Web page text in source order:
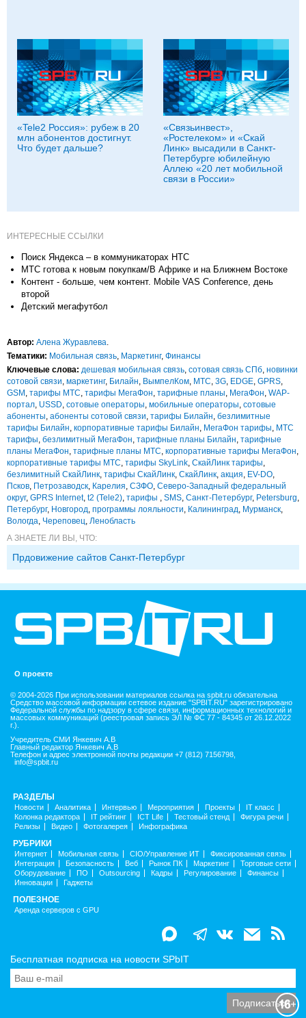
«Tele2 Россия»: рубеж в 20
млн абонентов достигнут.
Что будет дальше?
«Связьинвест»,
«Ростелеком» и «Скай
Линк» высадили в Санкт-
Петербурге юбилейную
Аллею «20 лет мобильной
связи в России»
ИНТЕРЕСНЫЕ ССЫЛКИ
Поиск Яндекса – в коммуникаторах HTC
МТС готова к новым покупкам/В Африке и на Ближнем Востоке
Контент - больше, чем контент. Mobile VAS Conference, день
второй
Детский мегафутбол
Автор: Алена Журавлева
Тематики: Мобильная связь Маркетинг, Финансы
Ключевые слова: дешевая мобильная связь сотовая связь СПб новинки
сотовой связи маркетинг, Билайн ВымпелКом МТС 3G EDGE GPRS
GSM тарифы МТС тарифы МегаФон тарифные планы МегаФон WAP-
портал USSD сотовые операторы мобильные операторы сотовые
абоненты абоненты сотовой связи тарифы Билайн безлимитные
тарифы Билайн корпоративные тарифы Билайн МегаФон тарифы МТС
тарифы безлимитный МегаФон тарифные планы Билайн тарифные
планы МегаФон тарифные планы МТС корпоративные тарифы МегаФон
корпоративные тарифы МТС тарифы SkyLink СкайЛинк тарифы
безлимитный СкайЛинк тарифы СкайЛинк СкайЛинк акция EV-DO
Псков Петрозаводск Карелия СЗФО Северо-Западный федеральный
округ, GPRS Internet, t2 (Tele2) тарифы SMS Санкт-Петербург, Petersburg
Петербург, Новгород программы лояльности Калининград Мурманск
Вологда Череповец Ленобласть
А ЗНАЕТЕ ЛИ ВЫ, ЧТО:
Прдовижение сайтов Санкт-Петербург
О проекте
© 2004-2026 При использовании материалов ссылка на spbit.ru обязательна
Средство массовой информации сетевое издание "SPBIT.RU" зарегистрировано
Федеральной службы по надзору в сфере связи, информационных технологий и
массовых коммуникаций (реестровая запись ЭЛ № ФС 77 - 84345 от 26.12.2022
г.).
Учредитель СМИ Янкевич А.В
Главный редактор Янкевич А.В
Телефон и адрес электронной почты редакции +7 (812) 7156798,
info@spbit.ru
РАЗДЕЛЫ
Новости Аналитика Интервью Мероприятия Проекты
IT класс
Колонка редактора
IT рейтинг ICT Life Тестовый стенд
Фигура речи
Релизы
Видео Фотогалерея Инфографика
РУБРИКИ
Интернет Мобильная связь CIO/Управление ИТ
Фиксированная связь
Интеграция
Безопасность Веб Рынок ПК Маркетинг
Торговые сети
Оборудование
ПО Outsourcing Кадры Регулирование
Финансы
Инновации
Гаджеты
ПОЛЕЗНОЕ
Аренда серверов с GPU
Бесплатная подписка на новости SPbIT